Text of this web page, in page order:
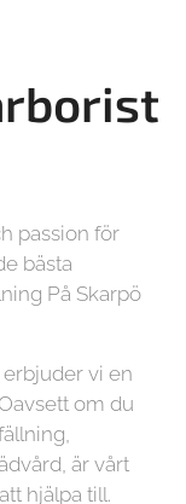
passion för
bästa
På Skarpö
vi en
om du
är vårt
hjälpa till.